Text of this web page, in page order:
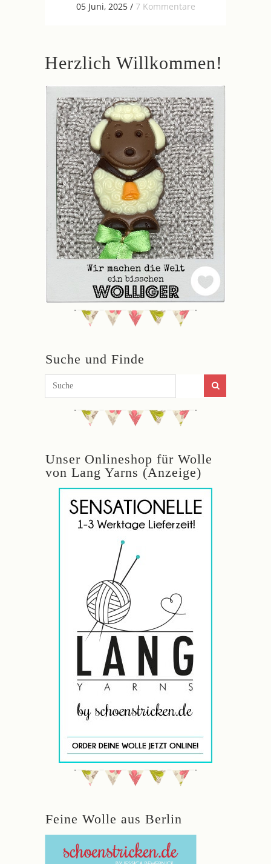
05 Juni, 2025/ 7 Kommentare
Herzlich Willkommen!
Suche und Finde
Unser Onlineshop für Wolle
von Lang Yarns (Anzeige)
Feine Wolle aus Berlin